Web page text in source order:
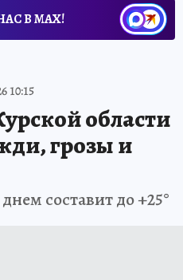
В МАХ!
10:15
области
грозы и
составит до +25°